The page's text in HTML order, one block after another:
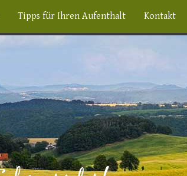
Tipps für Ihren Aufenthalt Kontakt